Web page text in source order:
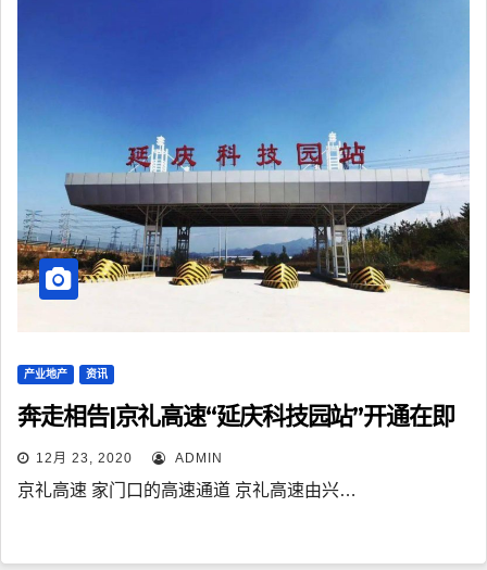
产业地产 资讯
奔走相告|京礼高速“延庆科技园站”开通在即
12月 23, 2020 ADMIN
京礼高速 家门口的高速通道 京礼高速由兴…